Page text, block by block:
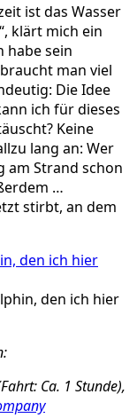
ist das Wasser
klärt mich ein
habe sein
man viel
Die Idee
ich für dieses
Keine
lang an: Wer
am Strand schon
…
stirbt, an dem
den ich hier
Ca. 1 Stunde),